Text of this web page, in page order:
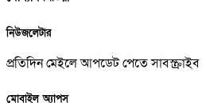
নিউজলেটার
প্রতিদিন মেইলে আপডেট পেতে
মোবাইল অ্যাপস